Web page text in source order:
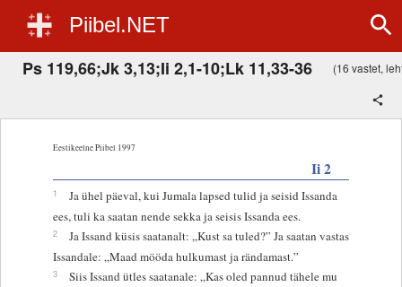
Piibel.NET
Ps 119,66;Jk 3,13;Ii 2,1-10;Lk 11,33-36 (16 vastet,
Eestikeelne Piibel 1997
Ii 2
1
Ja ühel päeval, kui Jumala lapsed tulid ja seisid Issanda
ees, tuli ka saatan nende sekka ja seisis Issanda ees.
2
Ja Issand küsis saatanalt: „Kust sa tuled?” Ja saatan vastas
Issandale: „Maad mööda hulkumast ja rändamast.”
3
Siis Issand ütles saatanale: „Kas oled pannud tähele mu